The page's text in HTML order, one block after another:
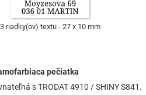
3 riadky(ov) textu 27 x 10 mm
pečiatka
s TRODAT 4910 / SHINY S841.